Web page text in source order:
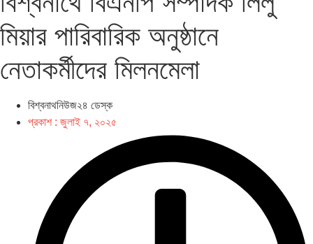
মিয়ার পারিবারিক অনুষ্ঠানে
নেতাকর্মীদের মিলনমেলা
বিশ্বনাথনিউজ২৪ ডেস্ক
প্রকাশ : জুলাই ৭, ২০২৫